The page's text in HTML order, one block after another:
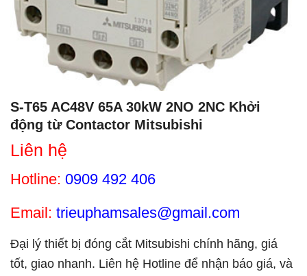
S-T65 AC48V 65A 30kW 2NO 2NC Khởi
động từ Contactor Mitsubishi
Liên hệ
Hotline: 0909 492 406
Email: trieuphamsales@gmail.com
Đại lý thiết bị đóng cắt Mitsubishi chính hãng, giá
tốt, giao nhanh. Liên hệ Hotline để nhận báo giá, và